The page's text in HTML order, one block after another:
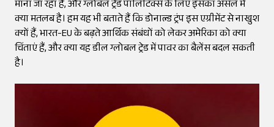
माना जा रहा है, और ग्लोबल ट्रेड पॉलिटिक्स के लिए इसका असल में
क्या मतलब है। हम यह भी बताते हैं कि डोनाल्ड ट्रंप इस एग्रीमेंट से नाखुश
क्यों हैं, भारत-EU के बढ़ते आर्थिक संबंधों को लेकर अमेरिका को क्या
चिंताएं हैं, और क्या यह डील ग्लोबल ट्रेड में पावर का बैलेंस बदल सकती
है।